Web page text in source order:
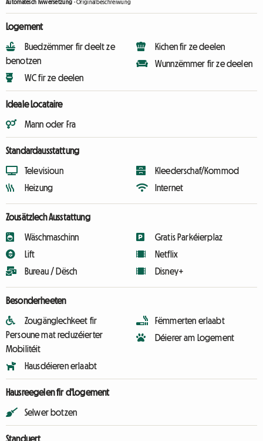
Automatesch Iwwersetzung -Originalbeschreiwung
Logement
Buedzëmmer fir deelt ze
benotzen
WC fir ze deelen
Kichen fir ze deelen
Wunnzëmmer fir ze deelen
Ideale Locataire
Mann oder Fra
Standardausstattung
Televisioun
Heizung
Kleederschaf/Kommod
Internet
Zousätzlech Ausstattung
Wäschmaschinn
Lift
Bureau / Dësch
Gratis Parkéierplaz
Netflix
Disney+
Besonderheeten
Zougänglechkeet fir
Persoune mat reduzéierter
Mobilitéit
Hausdéieren erlaabt
Fëmmerten erlaabt
Déierer am Logement
Hausreegelen fir d'Logement
Selwer botzen
Standuert